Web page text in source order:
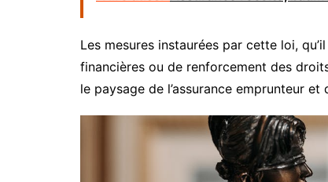
Les mesures instaurées par cette loi,
financières ou de renforcement des
le paysage de l’assurance emprunteur